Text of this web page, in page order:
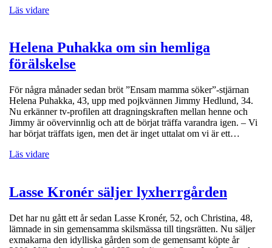
Läs vidare
Helena Puhakka om sin hemliga
förälskelse
För några månader sedan bröt ”Ensam mamma söker”-stjärnan
Helena Puhakka, 43, upp med pojkvännen Jimmy Hedlund, 34.
Nu erkänner tv-profilen att dragningskraften mellan henne och
Jimmy är oövervinnlig och att de börjat träffa varandra igen. – Vi
har börjat träffats igen, men det är inget uttalat om vi är ett…
Läs vidare
Lasse Kronér säljer lyxherrgården
Det har nu gått ett år sedan Lasse Kronér, 52, och Christina, 48,
lämnade in sin gemensamma skilsmässa till tingsrätten. Nu säljer
exmakarna den idylliska gården som de gemensamt köpte år